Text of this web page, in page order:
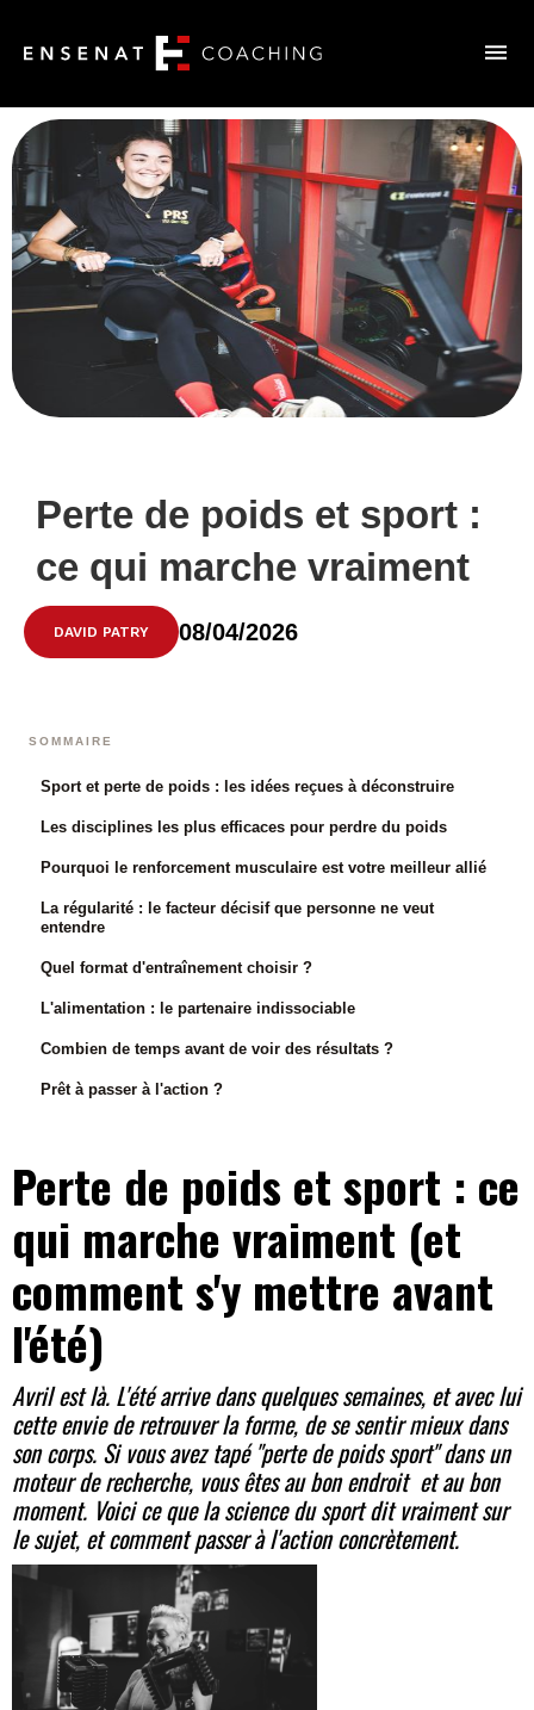
Perte de poids et sport :
ce qui marche vraiment
DAVID PATRY 08/04/2026
SOMMAIRE
Sport et perte de poids : les idées reçues à déconstruire
Les disciplines les plus efficaces pour perdre du poids
Pourquoi le renforcement musculaire est votre meilleur allié
La régularité : le facteur décisif que personne ne veut
entendre
Quel format d'entraînement choisir ?
L'alimentation : le partenaire indissociable
Combien de temps avant de voir des résultats ?
Prêt à passer à l'action ?
Perte de poids et sport : ce
qui marche vraiment (et
comment s'y mettre avant
l'été)
Avril est là. L'été arrive dans quelques semaines, et avec lui
cette envie de retrouver la forme, de se sentir mieux dans
son corps. Si vous avez tapé "perte de poids sport" dans un
moteur de recherche, vous êtes au bon endroit et au bon
moment. Voici ce que la science du sport dit vraiment sur
le sujet, et comment passer à l'action concrètement.